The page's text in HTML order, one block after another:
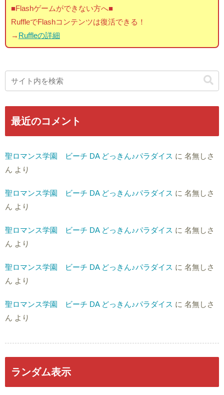
■Flashゲームができない方へ■
RuffleでFlashコンテンツは復活できる！
→ Ruffleの詳細
最近のコメント
聖ロマンス学園 ビーチ DA どっきん♪パラダイス に 名無しさ
ん より
聖ロマンス学園 ビーチ DA どっきん♪パラダイス に 名無しさ
ん より
聖ロマンス学園 ビーチ DA どっきん♪パラダイス に 名無しさ
ん より
聖ロマンス学園 ビーチ DA どっきん♪パラダイス に 名無しさ
ん より
聖ロマンス学園 ビーチ DA どっきん♪パラダイス に 名無しさ
ん より
ランダム表示